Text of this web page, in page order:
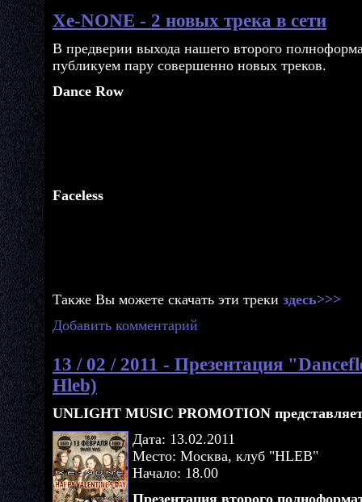
Xe-NONE - 2 новых трека в сети
В предверии выхода нашего второго
публикуем пару совершенно новых треков.
Dance Row
Faceless
Также Вы можете скачать эти треки здесь>>>
Добавить комментарий
13 / 02 / 2011 - Презентация
Hleb)
UNLIGHT MUSIC PROMOTION
Дата: 13.02.2011
Место: Москва, клуб "HLEB"
Начало: 18.00
Презентация второго